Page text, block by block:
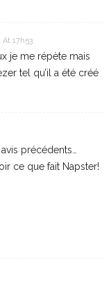
At 17h53
je me répète mais
tel qu’il a été créé
précédents…
ce que fait Napster!